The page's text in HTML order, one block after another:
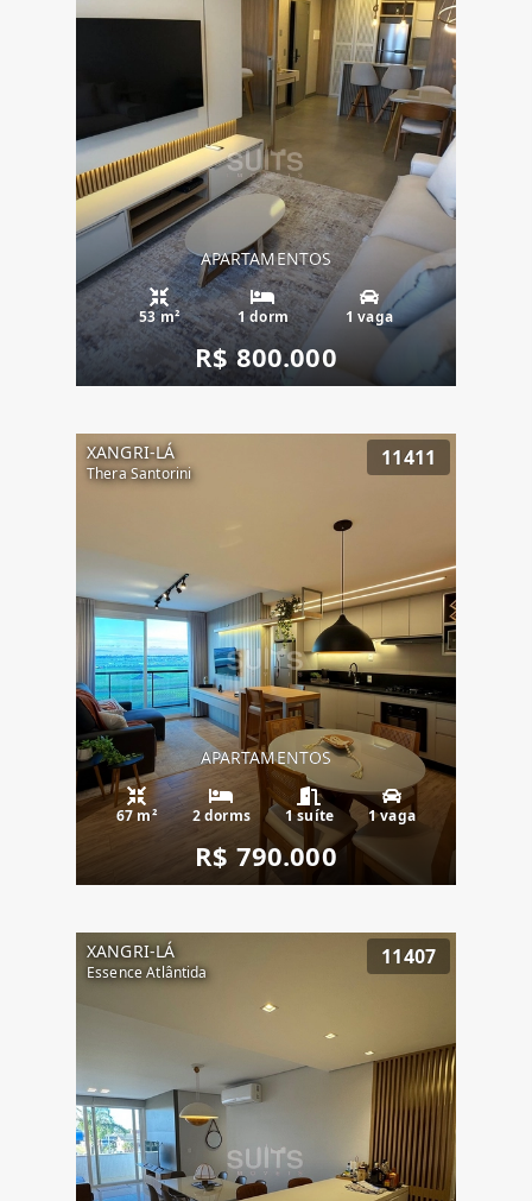
APARTAMENTOS
53 m² 1 dorm 1 vaga
R$ 800.000
XANGRI-LÁ
Thera Santorini
11411
APARTAMENTOS
67 m² 2 dorms 1 suíte 1 vaga
R$ 790.000
XANGRI-LÁ
Essence Atlântida
11407